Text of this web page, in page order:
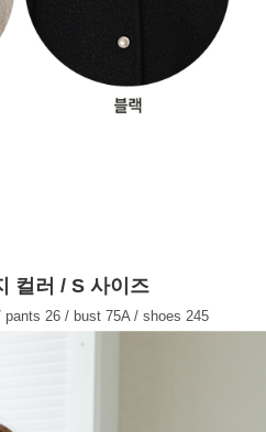
컬러 / S 사이즈
26 / bust 75A / shoes 245